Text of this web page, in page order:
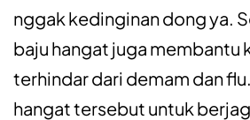
nggak kedinginan dong ya.
baju hangat juga membantu
terhindar dari demam dan
hangat tersebut untuk